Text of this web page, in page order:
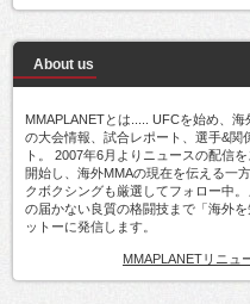
About us
MMAPLANETとは..... UFCを始め、海
の大会情報、試合レポート、選手&関
ト。 2007年6月よりニュースの配信
開始し、海外MMAの現在を伝える一
クボクシングも厳選してフォロー中
の届かない良質の格闘技まで「海外
ットーに発信します。
MMAPLANETリニュ